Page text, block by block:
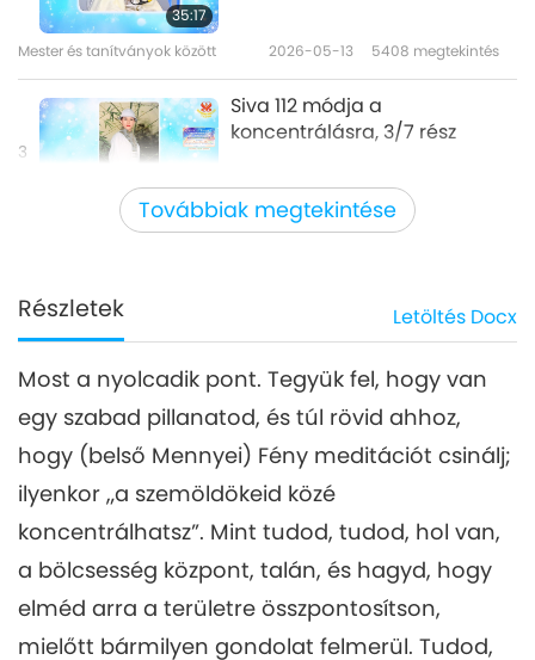
Továbbiak megtekintése
35:17
Mester és tanítványok között 2026-05-13 5408 megtekintés
3
Siva 112 módja a
koncentrálásra, 3/7 rész
Mester és tanítványok között 2026-05-14 5193 megtekintés
4
33:50
Mester és tanítványok között 2026-05-15 5085megtekintés
Siva 112 módja a
koncentrálásra, 5/7 rész
2026-05-16 megtekintés
6
Siva 112 módja a
koncentrálásra, 6/7 rész
Részletek Letöltés Docx
Most a nyolcadik pont. Tegyük fel, hogy van
egy szabad pillanatod, és túl rövid ahhoz,
hogy (belső Mennyei) Fény meditációt csinálj;
ilyenkor „a szemöldökeid közé
koncentrálhatsz”. Mint tudod, tudod, hol van,
a bölcsesség központ, talán, és hagyd, hogy
elméd arra a területre összpontosítson,
mielőtt bármilyen gondolat felmerül. Tudod,